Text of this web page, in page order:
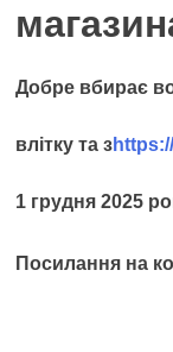
Добре вбирає
влітку та з
1 грудня 2025
Посилання на